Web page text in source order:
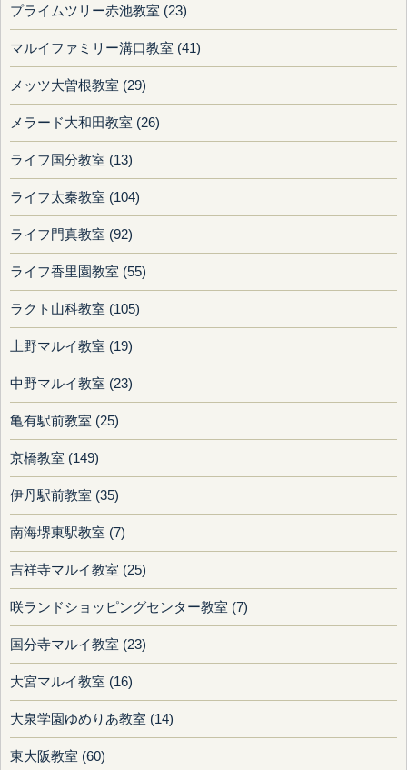
プライムツリー赤池教室 (23)
マルイファミリー溝口教室 (41)
メッツ大曽根教室 (29)
メラード大和田教室 (26)
ライフ国分教室 (13)
ライフ太秦教室 (104)
ライフ門真教室 (92)
ライフ香里園教室 (55)
ラクト山科教室 (105)
上野マルイ教室 (19)
中野マルイ教室 (23)
亀有駅前教室 (25)
京橋教室 (149)
伊丹駅前教室 (35)
南海堺東駅教室 (7)
吉祥寺マルイ教室 (25)
咲ランドショッピングセンター教室 (7)
国分寺マルイ教室 (23)
大宮マルイ教室 (16)
大泉学園ゆめりあ教室 (14)
東大阪教室 (60)